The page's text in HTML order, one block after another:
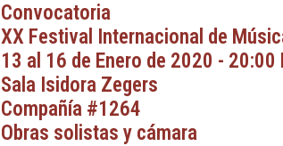
Convocatoria
XX Festival Internacional de
13 al 16 de Enero de 2020 - 20:00
Sala Isidora Zegers
Compañía #1264
Obras solistas y cámara